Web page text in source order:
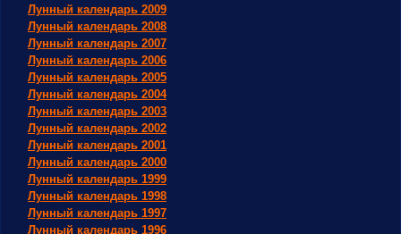
Лунный календарь 2009
Лунный календарь 2008
Лунный календарь 2007
Лунный календарь 2006
Лунный календарь 2005
Лунный календарь 2004
Лунный календарь 2003
Лунный календарь 2002
Лунный календарь 2001
Лунный календарь 2000
Лунный календарь 1999
Лунный календарь 1998
Лунный календарь 1997
Лунный календарь 1996